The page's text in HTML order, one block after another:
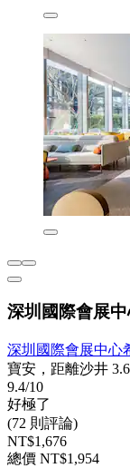
深圳國際會展
深圳國際會展中心
寶安，距離沙井
9.4/10
好極了
(72 則評論)
NT$1,676
總價 NT$1,954